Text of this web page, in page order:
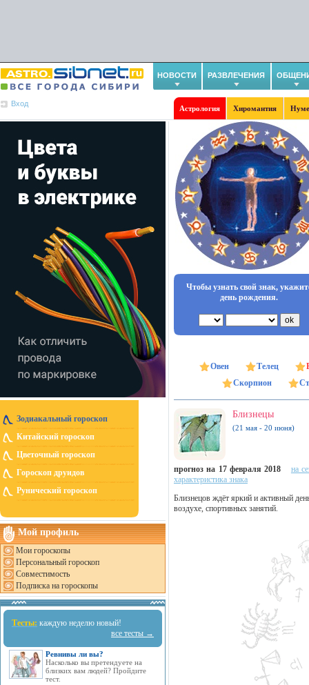
НОВОСТИ РАЗВЛЕЧЕНИЯ
Вход
Астрология Хиромантия
Зодиакальный гороскоп
Китайский гороскоп
Цветочный гороскоп
Гороскоп друидов
Рунический гороскоп
Мой профиль
Мои гороскопы
Персональный гороскоп
Совместимость
Подписка на гороскопы
Тесты: каждую неделю новый!
все тесты →
Ревнивы ли вы?
Насколько вы претендуете на
близких вам людей? Пройдите
тест.
Чтобы узнать свой знак,
день рождения.
Овен Телец
Скорпион
Близнецы
(21 мая - 20 июня)
прогноз на 17 февраля 2018
на
характеристика знака
Близнецов ждёт яркий и активный
воздухе, спортивных занятий.